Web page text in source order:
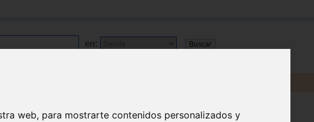
web, para mostrarte contenidos personalizados y
en: